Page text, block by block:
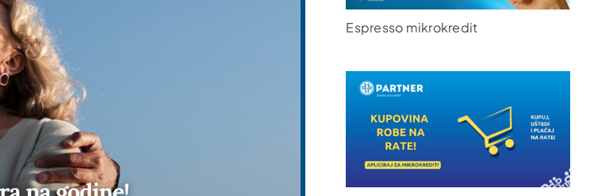
Espresso mikrokredit